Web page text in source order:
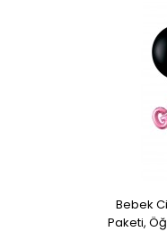
Bebek
Paketi,